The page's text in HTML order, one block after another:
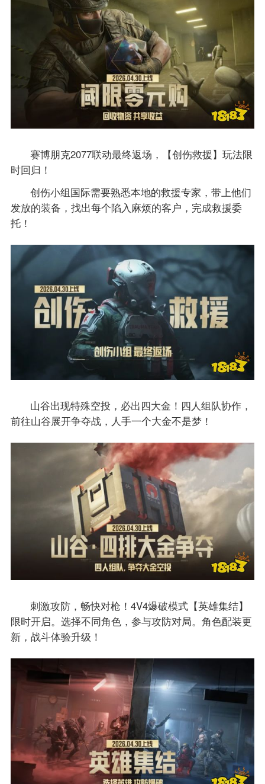
赛博朋克2077联动最终返场，【创伤救援】玩法限
时回归！
创伤小组国际需要熟悉本地的救援专家，带上他们
发放的装备，找出每个陷入麻烦的客户，完成救援委
托！
山谷出现特殊空投，必出四大金！四人组队协作，
前往山谷展开争夺战，人手一个大金不是梦！
刺激攻防，畅快对枪！4V4爆破模式【英雄集结】
限时开启。选择不同角色，参与攻防对局。角色配装更
新，战斗体验升级！